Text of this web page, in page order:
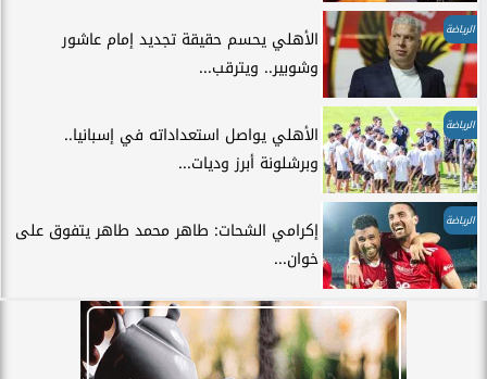
الرياضة
الأهلي يحسم حقيقة تجديد إمام عاشور
وشوبير.. ويترقب...
الرياضة
الأهلي يواصل استعداداته في إسبانيا..
وبرشلونة أبرز وديات...
الرياضة
إكرامي الشحات: طاهر محمد طاهر يتفوق على
خوان...